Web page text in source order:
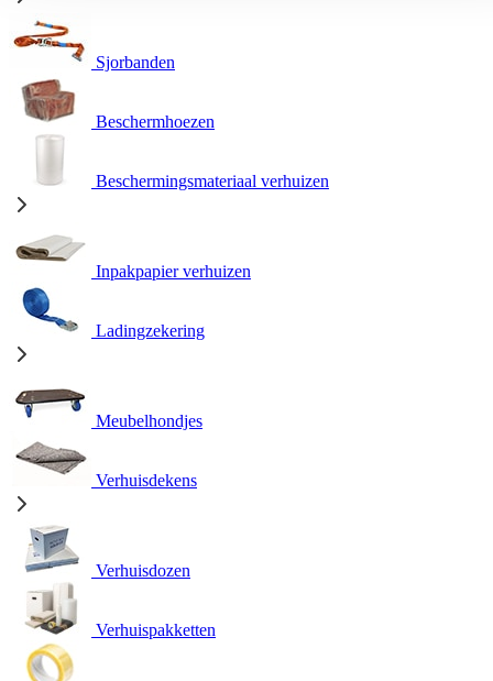
Sjorbanden
Beschermhoezen
Beschermingsmateriaal verhuizen
Inpakpapier verhuizen
Ladingzekering
Meubelhondjes
Verhuisdekens
Verhuisdozen
Verhuispakketten